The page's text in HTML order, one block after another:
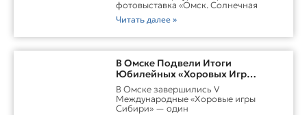
фотовыставка «Омск. Солнечная
Читать далее »
В Омске Подвели Итоги
Юбилейных «Хоровых Игр
Сибири»
В Омске завершились V
Международные «Хоровые игры
Сибири» — один